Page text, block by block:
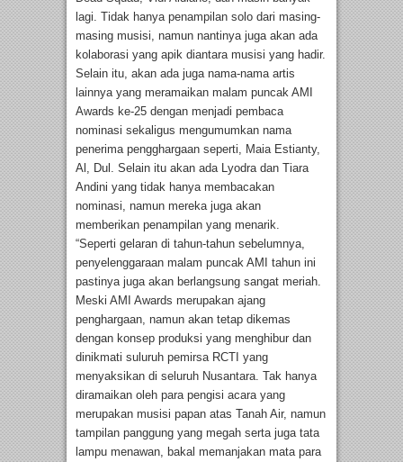
lagi. Tidak hanya penampilan solo dari masing-
masing musisi, namun nantinya juga akan ada
kolaborasi yang apik diantara musisi yang hadir.
Selain itu, akan ada juga nama-nama artis
lainnya yang meramaikan malam puncak AMI
Awards ke-25 dengan menjadi pembaca
nominasi sekaligus mengumumkan nama
penerima pengghargaan seperti, Maia Estianty,
Al, Dul. Selain itu akan ada Lyodra dan Tiara
Andini yang tidak hanya membacakan
nominasi, namun mereka juga akan
memberikan penampilan yang menarik.
“Seperti gelaran di tahun-tahun sebelumnya,
penyelenggaraan malam puncak AMI tahun ini
pastinya juga akan berlangsung sangat meriah.
Meski AMI Awards merupakan ajang
penghargaan, namun akan tetap dikemas
dengan konsep produksi yang menghibur dan
dinikmati suluruh pemirsa RCTI yang
menyaksikan di seluruh Nusantara. Tak hanya
diramaikan oleh para pengisi acara yang
merupakan musisi papan atas Tanah Air, namun
tampilan panggung yang megah serta juga tata
lampu menawan, bakal memanjakan mata para